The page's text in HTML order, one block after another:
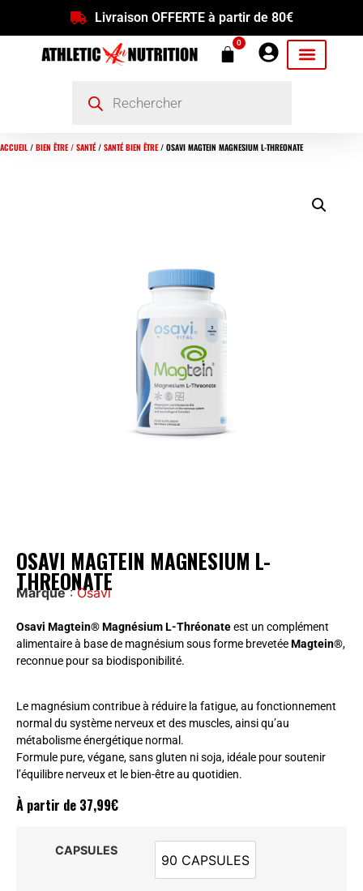
Livraison OFFERTE à partir de 80€
0
ACCUEIL/ BIEN ÊTRE / SANTÉ/ SANTÉ BIEN ÊTRE/ OSAVI MAGTEIN MAGNESIUM L-THREONATE
OSAVI MAGTEIN MAGNESIUM L-
THREONATE
Marque:Osavi
Osavi Magtein® Magnésium L-Thréonateest un complément
alimentaire à base de magnésium sous forme brevetéeMagtein®,
reconnue pour sa biodisponibilité.
Le magnésium contribue à réduire la fatigue, au fonctionnement
normal du système nerveux et des muscles, ainsi qu’au
métabolisme énergétique normal.
Formule pure, végane, sans gluten ni soja, idéale pour soutenir
l’équilibre nerveux et le bien-être au quotidien.
À partir de 37,99€
CAPSULES
90 CAPSULES
90 CAPSULES